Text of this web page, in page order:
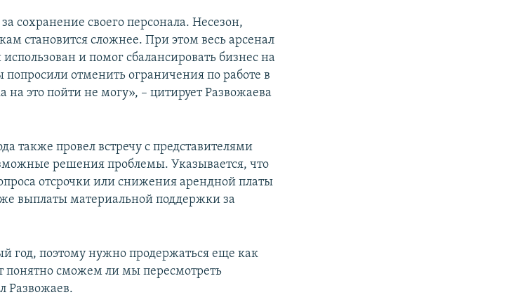
сохранение своего персонала. Несезон,
становится сложнее. При этом весь арсенал
и помог сбалансировать бизнес на
попросили отменить ограничения по работе в
это пойти не могу», – цитирует Развожаева
также провел встречу с представителями
решения проблемы. Указывается, что
отсрочки или снижения арендной платы
выплаты материальной поддержки за
год, поэтому нужно продержаться еще как
понятно сможем ли мы пересмотреть
Развожаев.